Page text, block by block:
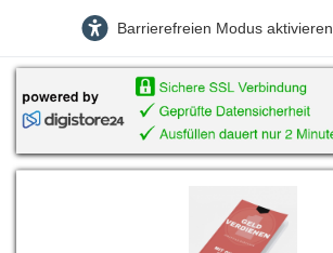
Barrierefreien Modus aktivieren